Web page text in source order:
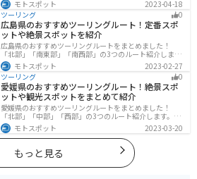
も堪能できるスポットが多数あります。バイクで山形県
にツーリングに行く際は参考にしてください。
モトスポット
2023-04-18
ツーリング
0
広島県のおすすめツーリングルート！定番スポ
ットや絶景スポットを紹介
広島県のおすすめツーリングルートをまとめました！
「北部」「南東部」「南西部」の3つのルート紹介しま
す。自然豊かな山と海だけでなく、歴史的価値のある建
造物も多数あるので、飽きることなくツーリングを堪能
できます。バイクで広島県にツーリングに行く際は参考
にしてください。
モトスポット
2023-02-27
ツーリング
0
愛媛県のおすすめツーリングルート！絶景スポ
ットや観光スポットをまとめて紹介
愛媛県のおすすめツーリングルートをまとめました！
「北部」「中部」「西部」の3つのルート紹介します。山
や海といった自然だけでなく、気軽に渡れる島もあり
様々な楽しみ方ができます。バイクで愛媛県にツーリン
グに行く際は参考にしてください。
モトスポット 2023-03-20
もっと見る